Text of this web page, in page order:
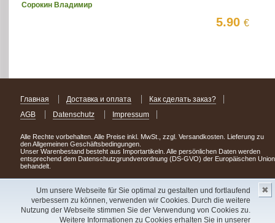
Um unsere Webseite für Sie optimal zu gestalten und fortlaufend
verbessern zu können, verwenden wir Cookies. Durch die weitere
Nutzung der Webseite stimmen Sie der Verwendung von Cookies zu.
Weitere Informationen zu Cookies erhalten Sie in unserer
✖
Сорокин Владимир
5.90€
Главная Доставка и оплата
Как сделать заказ?
AGB
Datenschutz Impressum
Alle Rechte vorbehalten. Alle Preise inkl. MwSt., zzgl. Versandkosten. Lieferung zu
den Allgemeinen Geschäftsbedingungen.
Unser Warenbestand besteht aus Importartikeln. Alle persönlichen Daten werden
entsprechend dem Datenschutzgrundverordnung (DS-GVO) der Europäischen Union
behandelt.
Сделав заказ сегодня, уже через день или два Вы можете стать обладателем
НОВИНКИ из Германии! Удачного поиска!
Copyright 2003 - 2023 © Express-Kniga
V.A.Vorobiev